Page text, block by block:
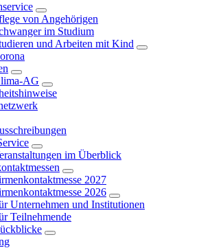
von Angehörigen
im Studium
und Arbeiten mit Kind
AG
im Überblick
2027
2026
Unternehmen und Institutionen
Teilnehmende